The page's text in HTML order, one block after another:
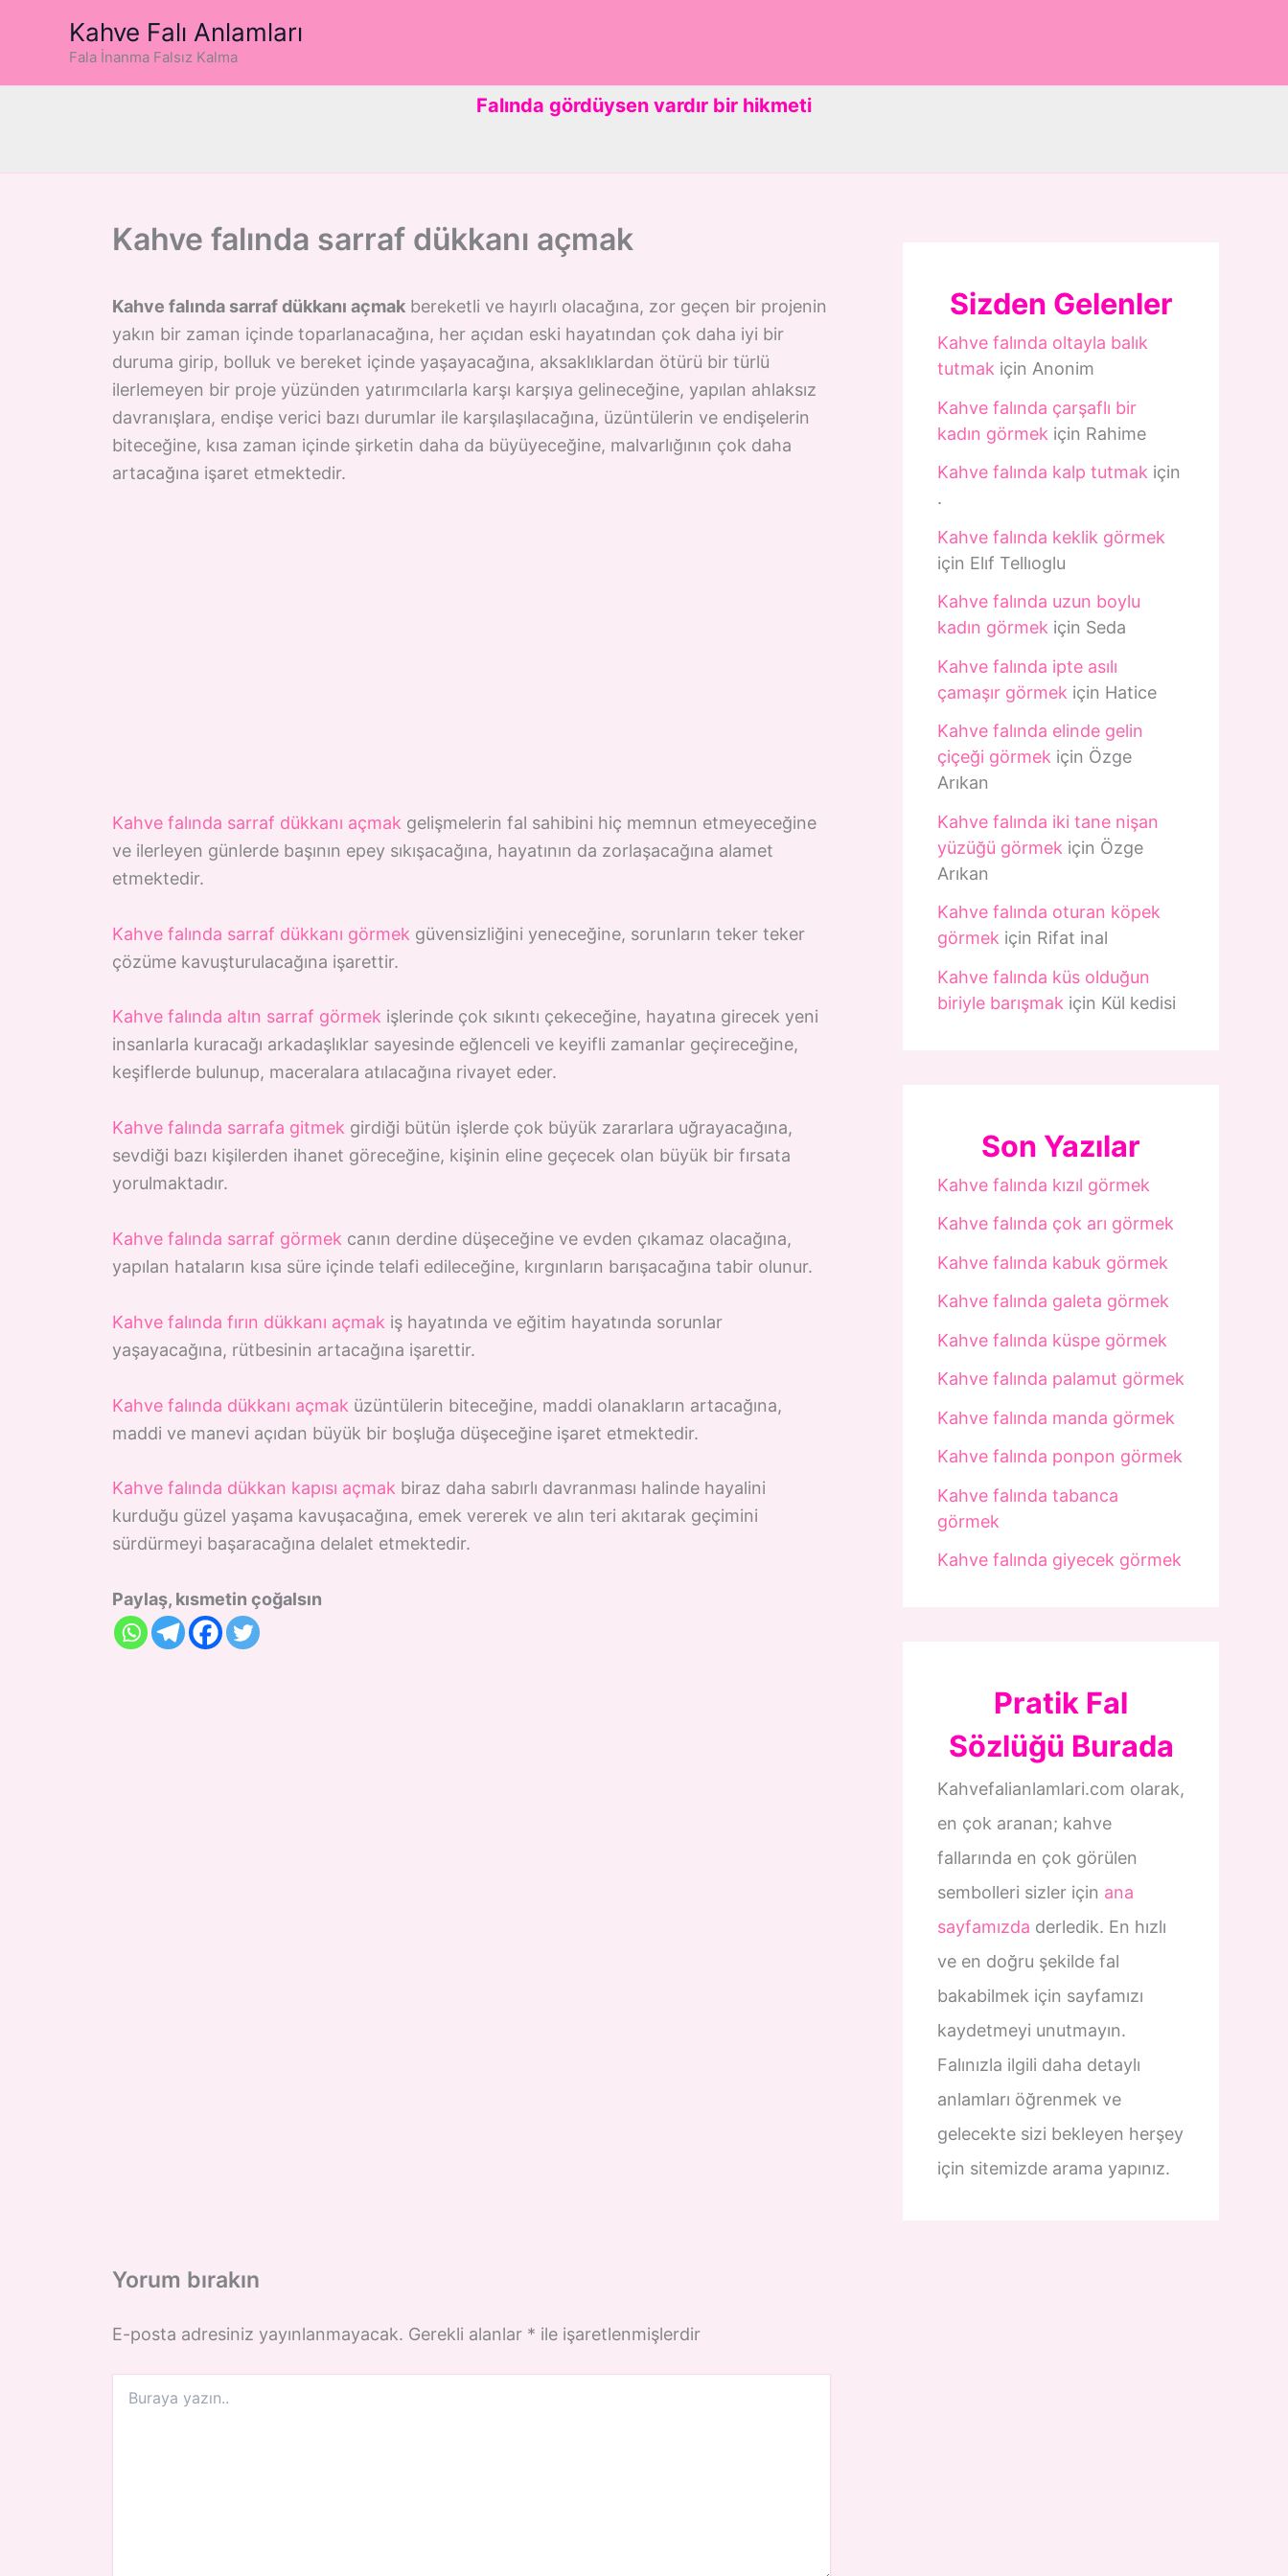
Kahve Falı Anlamları
Fala İnanma Falsız Kalma
Falında gördüysen vardır bir hikmeti
Kahve falında sarraf dükkanı açmak
Kahve falında sarraf dükkanı açmak bereketli ve hayırlı olacağına, zor geçen bir projenin
yakın bir zaman içinde toparlanacağına, her açıdan eski hayatından çok daha iyi bir
duruma girip, bolluk ve bereket içinde yaşayacağına, aksaklıklardan ötürü bir türlü
ilerlemeyen bir proje yüzünden yatırımcılarla karşı karşıya gelineceğine, yapılan ahlaksız
davranışlara, endişe verici bazı durumlar ile karşılaşılacağına, üzüntülerin ve endişelerin
biteceğine, kısa zaman içinde şirketin daha da büyüyeceğine, malvarlığının çok daha
artacağına işaret etmektedir.
Kahve falında sarraf dükkanı açmak gelişmelerin fal sahibini hiç memnun etmeyeceğine
ve ilerleyen günlerde başının epey sıkışacağına, hayatının da zorlaşacağına alamet
etmektedir.
Kahve falında sarraf dükkanı görmek güvensizliğini yeneceğine, sorunların teker teker
çözüme kavuşturulacağına işarettir.
Kahve falında altın sarraf görmek işlerinde çok sıkıntı çekeceğine, hayatına girecek yeni
insanlarla kuracağı arkadaşlıklar sayesinde eğlenceli ve keyifli zamanlar geçireceğine,
keşiflerde bulunup, maceralara atılacağına rivayet eder.
Kahve falında sarrafa gitmek girdiği bütün işlerde çok büyük zararlara uğrayacağına,
sevdiği bazı kişilerden ihanet göreceğine, kişinin eline geçecek olan büyük bir fırsata
yorulmaktadır.
Kahve falında sarraf görmek canın derdine düşeceğine ve evden çıkamaz olacağına,
yapılan hataların kısa süre içinde telafi edileceğine, kırgınların barışacağına tabir olunur.
Kahve falında fırın dükkanı açmak iş hayatında ve eğitim hayatında sorunlar
yaşayacağına, rütbesinin artacağına işarettir.
Kahve falında dükkanı açmak üzüntülerin biteceğine, maddi olanakların artacağına,
maddi ve manevi açıdan büyük bir boşluğa düşeceğine işaret etmektedir.
Kahve falında dükkan kapısı açmak biraz daha sabırlı davranması halinde hayalini
kurduğu güzel yaşama kavuşacağına, emek vererek ve alın teri akıtarak geçimini
sürdürmeyi başaracağına delalet etmektedir.
Paylaş, kısmetin çoğalsın
Yorum bırakın
E-posta adresiniz yayınlanmayacak. Gerekli alanlar * ile işaretlenmişlerdir
yazın..
Sizden Gelenler
Kahve falında oltayla balık
tutmak için Anonim
Kahve falında çarşaflı bir
kadın görmek için Rahime
Kahve falında kalp tutmak için
.
Kahve falında keklik görmek
için Elıf Tellıoglu
Kahve falında uzun boylu
kadın görmek için Seda
Kahve falında ipte asılı
çamaşır görmek için Hatice
Kahve falında elinde gelin
çiçeği görmek için Özge
Arıkan
Kahve falında iki tane nişan
yüzüğü görmek için Özge
Arıkan
Kahve falında oturan köpek
görmek için Rifat inal
Kahve falında küs olduğun
biriyle barışmak için Kül kedisi
Son Yazılar
Kahve falında kızıl görmek
Kahve falında çok arı görmek
Kahve falında kabuk görmek
Kahve falında galeta görmek
Kahve falında küspe görmek
Kahve falında palamut görmek
Kahve falında manda görmek
Kahve falında ponpon görmek
Kahve falında tabanca
görmek
Kahve falında giyecek görmek
Pratik Fal
Sözlüğü Burada
Kahvefalianlamlari.com olarak,
en çok aranan; kahve
fallarında en çok görülen
sembolleri sizler için ana
sayfamızda derledik. En hızlı
ve en doğru şekilde fal
bakabilmek için sayfamızı
kaydetmeyi unutmayın.
Falınızla ilgili daha detaylı
anlamları öğrenmek ve
gelecekte sizi bekleyen herşey
için sitemizde arama yapınız.